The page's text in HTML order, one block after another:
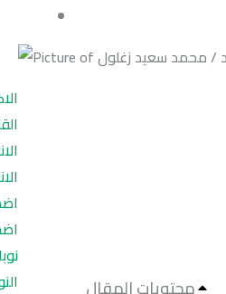
محتويات المقال